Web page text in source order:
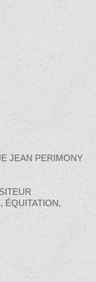
JEAN PERIMONY
ÉQUITATION,